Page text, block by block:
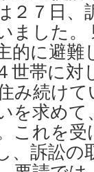
２７日、
ました
的に避難
世帯に対
み続け
を求めて
これを
、訴訟